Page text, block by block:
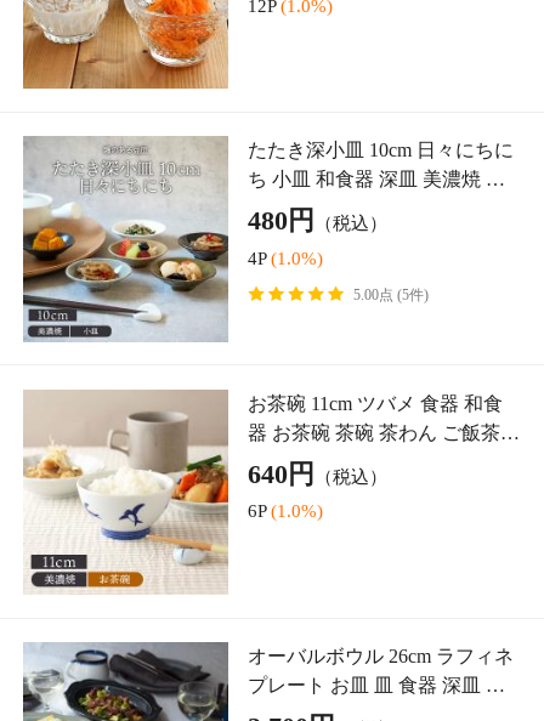
濃焼 おしゃれ 和モダン シンプ
ル シック プレート お皿 皿 食
器 大皿 ディナ
1,320円
13P
EAST tableの商品一覧を見る